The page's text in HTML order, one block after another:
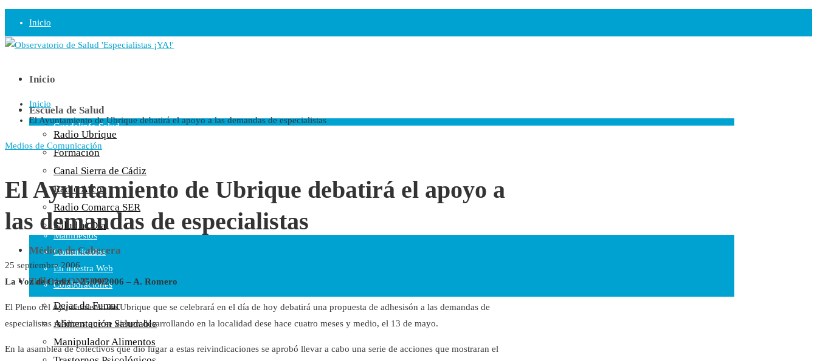
Inicio
Observatorio
Opinión
Radio
Guadalinfo Salud
Radio Guadalete
COPE Pontevedra
Salud en Radio Ubrique
Salud en Verano
Plataforma
Manifiestos
Comunicados
En nuestra Web
Colaboraciones
Cartas al Director
Vídeos
Inicio
Escuela de Salud
Radio Ubrique
Formación
Canal Sierra de Cádiz
Radio Arcos
Radio Comarca SER
Salud al Día
Médico de Cabecera
Talleres ONLINE
Dejar de Fumar
Alimentación Saludable
Manipulador Alimentos
Inicio
El Ayuntamiento de Ubrique debatirá el apoyo a las demandas de especialistas
Medios de Comunicación
El Ayuntamiento de Ubrique debatirá el apoyo a
las demandas de especialistas
25 septiembre 2006
La Voz de Cádiz – 25/09/2006 – A. Romero
El Pleno del Ayuntamiento de Ubrique que se celebrará en el día de hoy debatirá una propuesta de adhesisón a las demandas de
especialistas médicos que se vienen desarrollando en la localidad dese hace cuatro meses y medio, el 13 de mayo.
En la asamblea de colectivos que dio lugar a estas reivindicaciones se aprobó llevar a cabo una serie de acciones que mostraran el